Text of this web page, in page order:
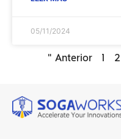
05/11/2024
" Anterior 1 2